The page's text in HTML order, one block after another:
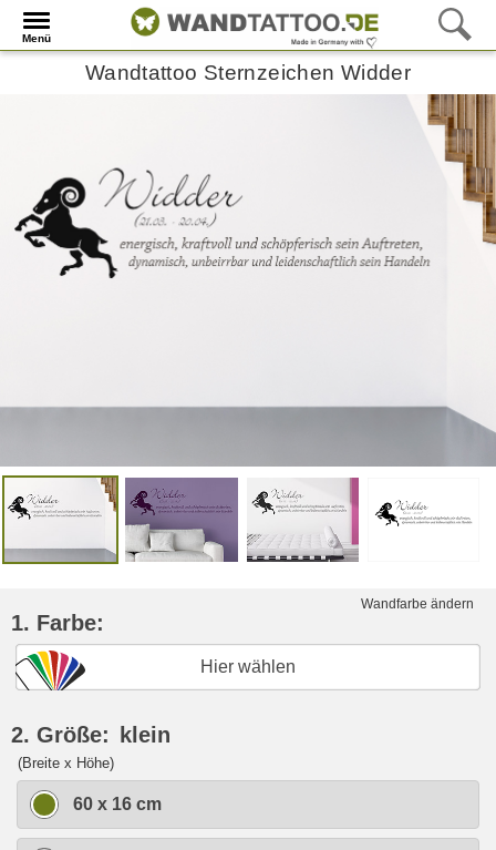
Menü
Wandtattoo Sternzeichen Widder
Wandfarbe ändern
1. Farbe:
Hier wählen
2. Größe: klein
(Breite x Höhe)
60 x 16 cm